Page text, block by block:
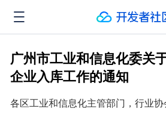
广州市工业和信息化委关
企业入库工作的通知
各区工业和信息化主管部门，行业协